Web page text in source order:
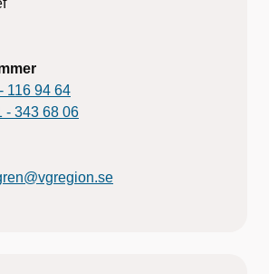
116 94 64
- 343 68 06